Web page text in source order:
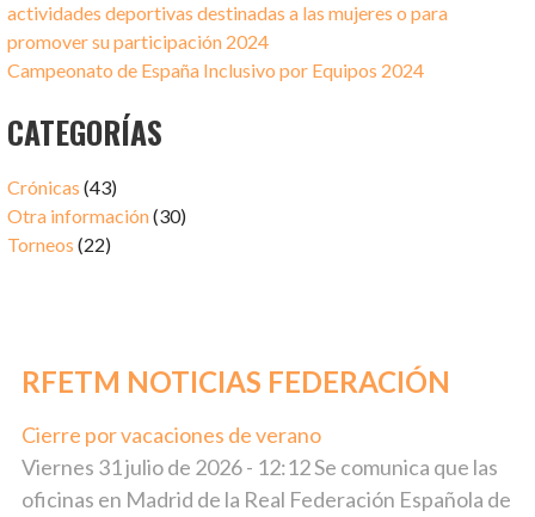
actividades deportivas destinadas a las mujeres o para
promover su participación 2024
Campeonato de España Inclusivo por Equipos 2024
CATEGORÍAS
Crónicas (43)
Otra información(30)
Torneos (22)
RFETM NOTICIAS FEDERACIÓN
Cierre por vacaciones de verano
Viernes 31 julio de 2026 - 12:12 Se comunica que las
oficinas en Madrid de la Real Federación Española de